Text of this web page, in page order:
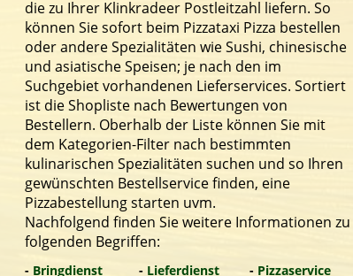
die zu Ihrer Klinkradeer Postleitzahl liefern. So
können Sie sofort beim Pizzataxi Pizza bestellen
oder andere Spezialitäten wie Sushi, chinesische
und asiatische Speisen; je nach den im
Suchgebiet vorhandenen Lieferservices. Sortiert
ist die Shopliste nach Bewertungen von
Bestellern. Oberhalb der Liste können Sie mit
dem Kategorien-Filter nach bestimmten
kulinarischen Spezialitäten suchen und so Ihren
gewünschten Bestellservice finden, eine
Pizzabestellung starten uvm.
Nachfolgend finden Sie weitere Informationen zu
folgenden Begriffen:
- Bringdienst - Lieferdienst - Pizzaservice